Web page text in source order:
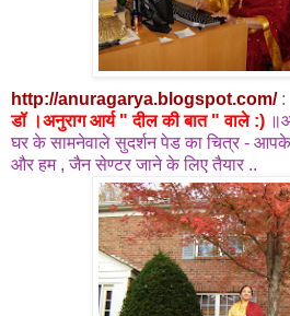
http://anuragarya.blogspot.com/:
डॉ ।अनुराग आर्य " दील की बात " वाले :)
घर के सामनेवाले सुदर्शन पेड का चित्र -
और हम , जैन सेण्टर जाने के लिए तैयार ..